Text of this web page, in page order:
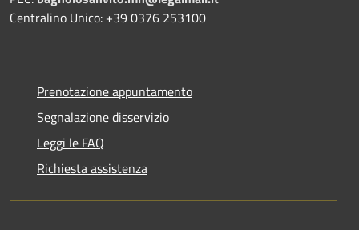
Centralino Unico: +39 0376 253100
Prenotazione appuntamento
Segnalazione disservizio
Leggi le FAQ
Richiesta assistenza